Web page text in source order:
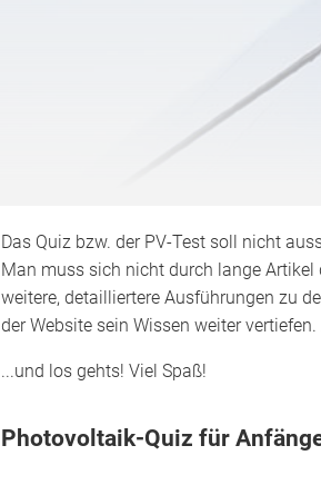
Das Quiz bzw. der PV-Test soll nicht
Man muss sich nicht durch lange
weitere, detailliertere Ausführungen zu
der Website sein Wissen weiter
...und los gehts! Viel Spaß!
Photovoltaik-Quiz für